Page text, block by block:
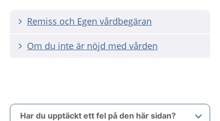
Remiss och Egen vårdbegäran
Om du inte är nöjd med vården
Har du upptäckt ett fel på den här sidan?